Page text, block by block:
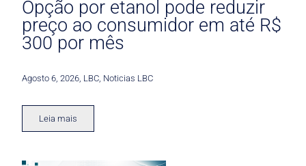
Opção por etanol pode reduzir
preço ao consumidor em até R$
300 por mês
Agosto 6, 2026 LBC Noticias LBC
Leia mais